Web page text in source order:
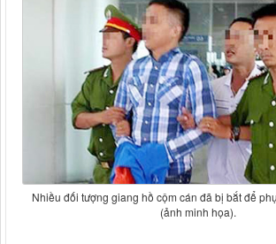
Nhiều đối tượng giang hồ cộm cán đã bị bắt để
(ảnh minh họa).